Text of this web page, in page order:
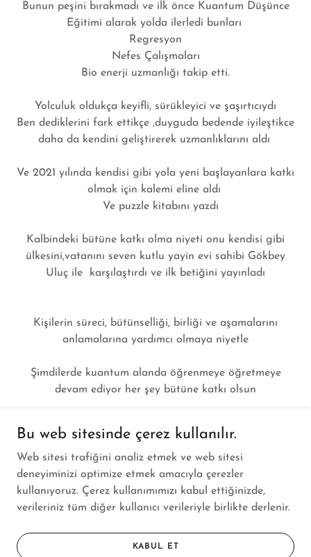
Bunun peşini bırakmadı ve ilk önce Kuantum Düşünce
Eğitimi alarak yolda ilerledi bunları
Regresyon
Nefes Çalışmaları
Bio enerji uzmanlığı takip etti.
Yolculuk oldukça keyifli, sürükleyici ve şaşırtıcıydı
Ben dediklerini fark ettikçe ,duyguda bedende iyileştikce
daha da kendini geliştirerek uzmanlıklarını aldı
Ve 2021 yılında kendisi gibi yola yeni başlayanlara katkı
olmak için kalemi eline aldı
Ve puzzle kitabını yazdı
Kalbindeki bütüne katkı olma niyeti onu kendisi gibi
ülkesini,vatanını seven kutlu yayin evi sahibi Gökbey
Uluç ile karşılaştırdı ve ilk betiğini yayınladı
Kişilerin süreci, bütünselliği, birliği ve aşamalarını
anlamalarına yardımcı olmaya niyetle
Şimdilerde kuantum alanda öğrenmeye öğretmeye
devam ediyor her şey bütüne katkı olsun
Telif Hakkı © 2024 Buket Kiper - Tüm Hakları Saklıdır.
Bu web sitesinde çerez kullanılır.
Web sitesi trafiğini analiz etmek ve web sitesi
deneyiminizi optimize etmek amacıyla çerezler
kullanıyoruz. Çerez kullanımımızı kabul ettiğinizde,
verileriniz tüm diğer kullanıcı verileriyle birlikte derlenir.
KABUL ET